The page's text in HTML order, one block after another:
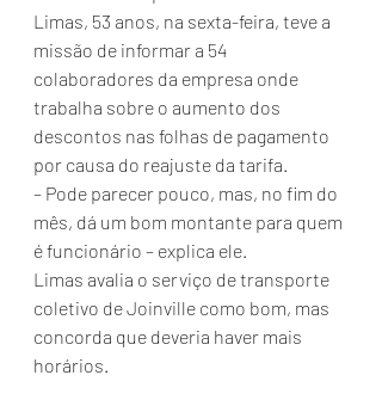
Limas, 53 anos, na sexta-feira, teve a
missão de informar a 54
colaboradores da empresa onde
trabalha sobre o aumento dos
descontos nas folhas de pagamento
por causa do reajuste da tarifa.
– Pode parecer pouco, mas, no fim do
mês, dá um bom montante para quem
é funcionário – explica ele.
Limas avalia o serviço de transporte
coletivo de Joinville como bom, mas
concorda que deveria haver mais
horários.